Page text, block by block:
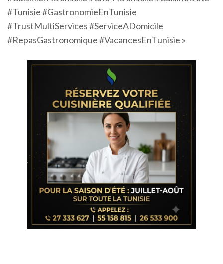
#Tunisie #GastronomieEnTunisie
#TrustMultiServices #ServiceADomicile
#RepasGastronomique #VacancesEnTunisie »